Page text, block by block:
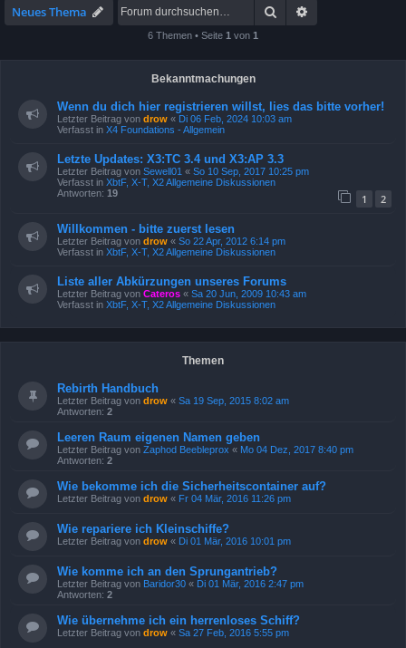
Neues Thema Suche
6 Themen • Seite 1 von 1
Bekanntmachungen
Wenn du dich hier registrieren willst, lies das bitte vorher!
Letzter Beitrag von drow « Di 06 Feb, 2024 10:03 am
Verfasst in X4 Foundations - Allgemein
Letzte Updates: X3:TC 3.4 und X3:AP 3.3
Letzter Beitrag von Sewell01 « So 10 Sep, 2017 10:25 pm
Verfasst in XbtF, X-T, X2 Allgemeine Diskussionen
Antworten: 19 1 2
Willkommen - bitte zuerst lesen
Letzter Beitrag von drow « So 22 Apr, 2012 6:14 pm
Verfasst in XbtF, X-T, X2 Allgemeine Diskussionen
Liste aller Abkürzungen unseres Forums
Letzter Beitrag von Cateros « Sa 20 Jun, 2009 10:43 am
Verfasst in XbtF, X-T, X2 Allgemeine Diskussionen
Themen
Rebirth Handbuch
Letzter Beitrag von drow « Sa 19 Sep, 2015 8:02 am
Antworten: 2
Leeren Raum eigenen Namen geben
Letzter Beitrag von Zaphod Beebleprox « Mo 04 Dez, 2017 8:40 pm
Antworten: 2
Wie bekomme ich die Sicherheitscontainer auf?
Letzter Beitrag von drow « Fr 04 Mär, 2016 11:26 pm
Wie repariere ich Kleinschiffe?
Letzter Beitrag von drow « Di 01 Mär, 2016 10:01 pm
Wie komme ich an den Sprungantrieb?
Letzter Beitrag von Baridor30 « Di 01 Mär, 2016 2:47 pm
Antworten: 2
Wie übernehme ich ein herrenloses Schiff?
Letzter Beitrag von drow « Sa 27 Feb, 2016 5:55 pm